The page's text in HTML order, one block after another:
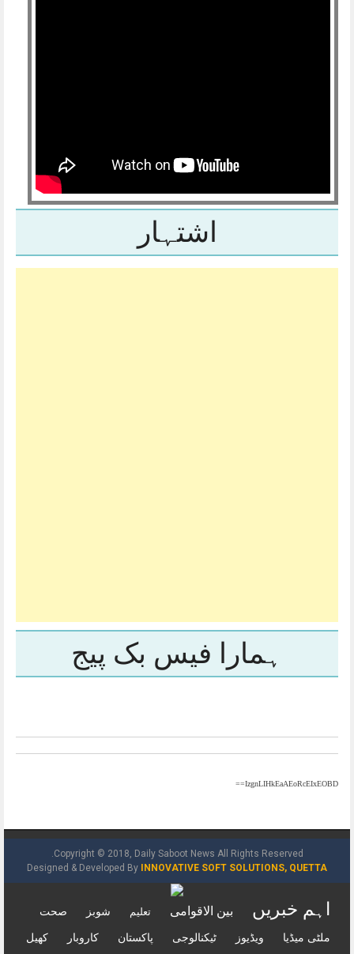
اشتہار
ہمارا فیس بک پیج
IzgnLIHkEaAEoRcEIxEOBD==
Copyright © 2018, Daily Saboot News All Rights Reserved.
Designed & Developed ByINNOVATIVE SOFT SOLUTIONS, QUETTA
اہم خبریں بین الاقوامی تعلیم شوبز صحت
ملٹی میڈیا ویڈیوز ٹیکنالوجی پاکستان کاروبار کھیل